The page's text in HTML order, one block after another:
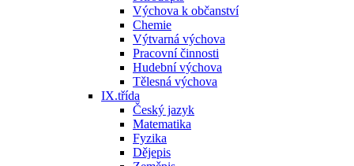
Výchova k občanství
Chemie
Výtvarná výchova
Pracovní činnosti
Hudební výchova
Tělesná výchova
IX.třída
Český jazyk
Matematika
Fyzika
Dějepis